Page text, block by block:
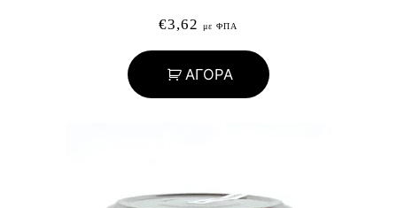
€3,62 με ΦΠΑ
ΑΓΟΡΑ